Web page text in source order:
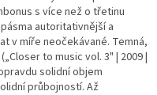
s více než o třetinu
autoritativnější a
v míře neočekávané. Temná,
to music vol. 3" | 2009 |
solidní objem
průbojností. Až